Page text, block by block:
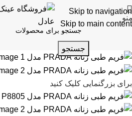
Skip to navigation
Skip to main content
جستجو
برای بزرگنمایی کلیک کنید